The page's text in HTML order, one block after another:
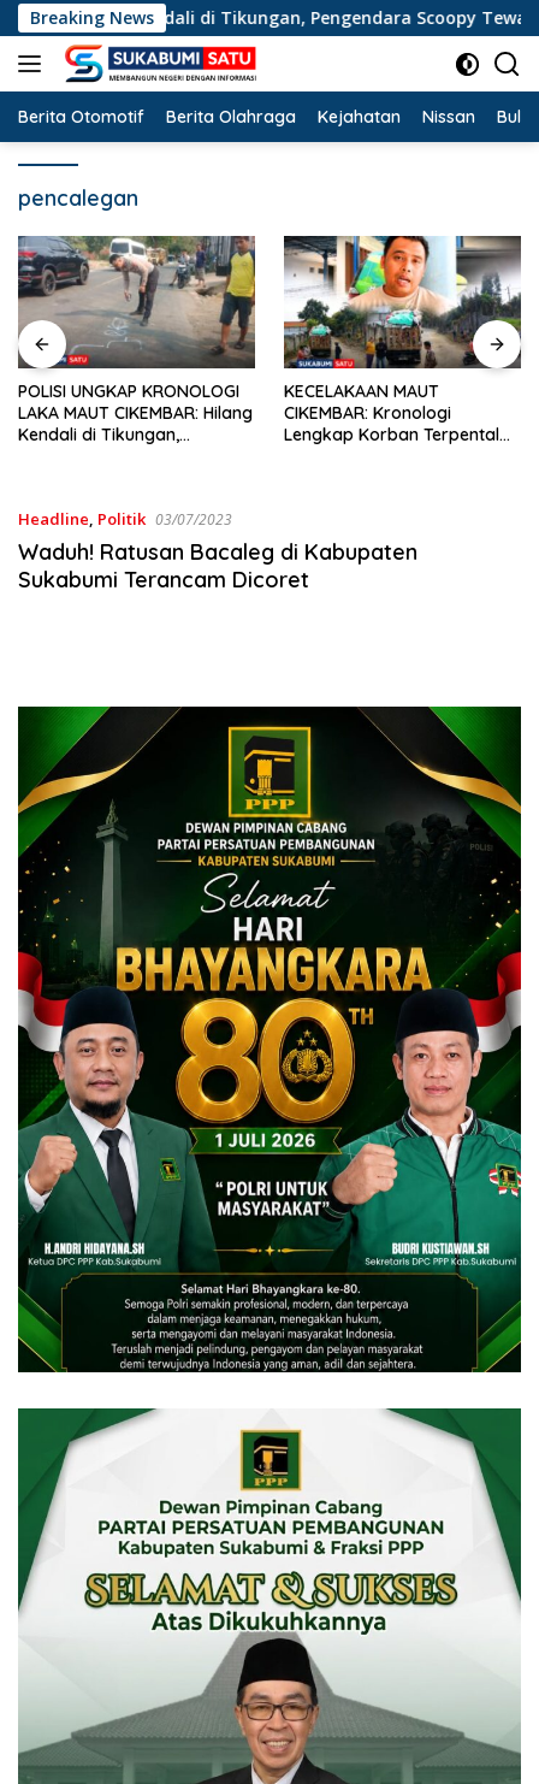
Langsung
ke
konten
Breaking News
Hilang Kendali di Tikungan, Pengendara Scoopy Tewas
Berita Otomotif Berita Olahraga Kejahatan Nissan
pencalegan
KECELAKAAN MAUT
CIKEMBAR: Kronologi
Lengkap Korban Terpental
TABRAKAN MAUT DI
CIKEMBAR: Terpental dan
Masuk Kolong Mobil Sampah,
Headline, Politik 03/07/2023
Waduh! Ratusan Bacaleg di Kabupaten
Sukabumi Terancam Dicoret